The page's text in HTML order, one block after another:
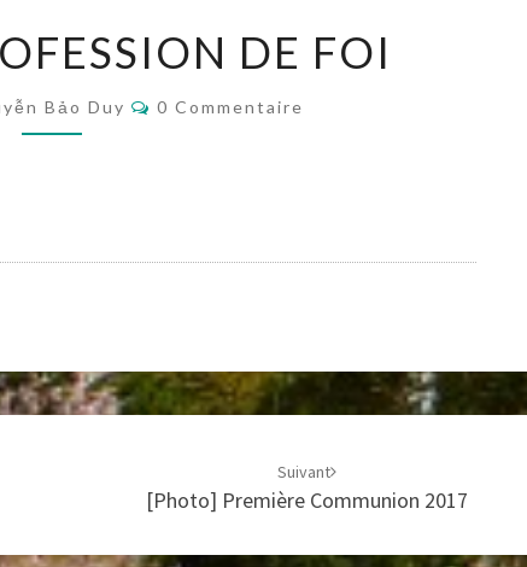
PROFESSION
FOI
DE FOI
Bảo Duy Commentaires
0 Commentaire
Suivant
[Photo] Première Communion 2017